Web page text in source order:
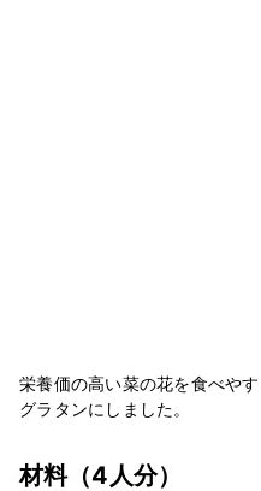
栄養価の高い菜の花を食べや
グラタンにしました。
材料（4人分）